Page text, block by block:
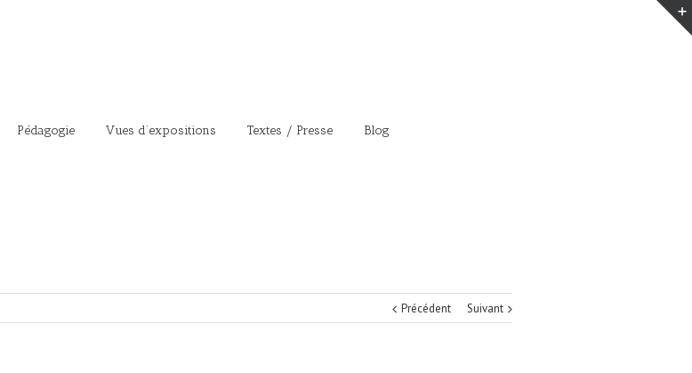
Pédagogie Vues d’expositions Textes / Presse Blog
Précédent Suivant